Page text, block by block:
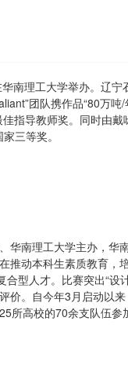
南理工大学举办。辽
团队携作品“80万
指导教师奖。同时由
三等奖。
华南理工大学主办，华
推动本科生素质教育，
型人才。比赛突出“设
价。自今年3月启动以
所高校的70余支队伍